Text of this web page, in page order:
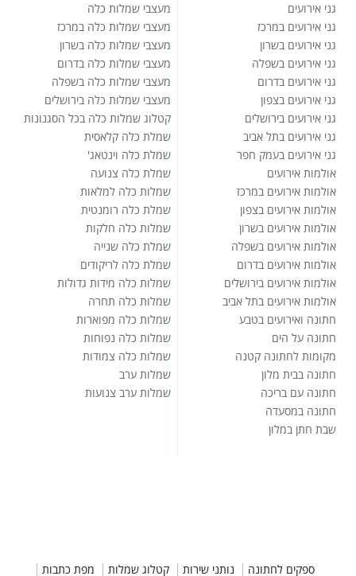
גני אירועים
גני אירועים במרכז
גני אירועים בשרון
גני אירועים בשפלה
גני אירועים בדרום
גני אירועים בצפון
גני אירועים בירושלים
גני אירועים בתל אביב
גני אירועים בעמק חפר
אולמות אירועים
אולמות אירועים במרכז
אולמות אירועים בצפון
אולמות אירועים בשרון
אולמות אירועים בשפלה
אולמות אירועים בדרום
אולמות אירועים בירושלים
אולמות אירועים בתל אביב
חתונה ואירועים בטבע
חתונה על הים
מקומות לחתונה קטנה
חתונה בבית מלון
חתונה עם בריכה
חתונה במסעדה
שבת חתן במלון
מעצבי שמלות כלה
מעצבי שמלות כלה במרכז
מעצבי שמלות כלה בשרון
מעצבי שמלות כלה בדרום
מעצבי שמלות כלה בשפלה
מעצבי שמלות כלה בירושלים
קטלוג שמלות כלה בכל הסגנונות
שמלת כלה קלאסית
שמלת כלה וינטאג'
שמלת כלה צנועה
שמלות כלה למלאות
שמלת כלה רומנטית
שמלות כלה חלקות
שמלת כלה שנייה
שמלת כלה לריקודים
שמלות כלה מידות גדולות
שמלות כלה תחרה
שמלות כלה מפוארות
שמלות כלה נפוחות
שמלות כלה צמודות
שמלות ערב
שמלות ערב צנועות
ספקים לחתונה נותני שירות קטלוג שמלות מפת כתבות